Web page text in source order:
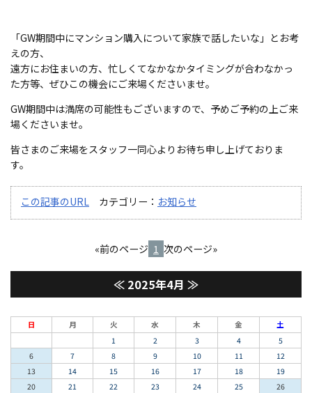
「GW期間中にマンション購入について家族で話したいな」とお考
えの方、
遠方にお住まいの方、忙しくてなかなかタイミングが合わなかっ
た方等、ぜひこの機会にご来場くださいませ。
GW期間中は満席の可能性もございますので、予めご予約の上ご来
場くださいませ。
皆さまのご来場をスタッフ一同心よりお待ち申し上げておりま
す。
この記事のURL カテゴリー： お知らせ
«前のページ 1 次のページ»
≪ 2025年4月 ≫
日 月 火 水 木 金
土
1
2 3 4
5
6
7 8 9 10 11
12
13
14 15 16 17 18
19
20
21 22 23 24 25
26